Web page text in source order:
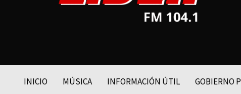
FM LIDER 104.1
INICIO MÚSICA INFORMACIÓN ÚTIL GOBIERNO